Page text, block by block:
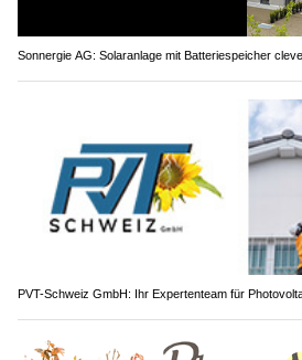
Sonnergie AG: Solaranlage mit Batteriespeicher
PVT-Schweiz GmbH: Ihr Expertenteam für